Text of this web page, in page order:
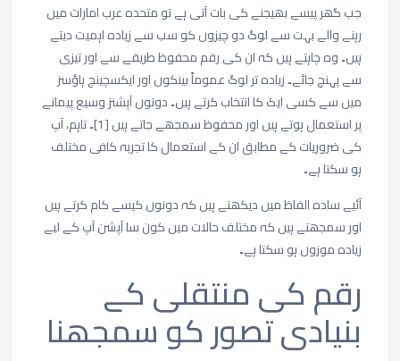
جب گھر پیسے بھیجنے کی بات آتی ہے تو متحدہ عرب امارات میں
رہنے والے بہت سے لوگ دو چیزوں کو سب سے زیادہ اہمیت دیتے
ہیں۔ وہ چاہتے ہیں کہ ان کی رقم محفوظ طریقے سے اور تیزی
سے پہنچ جائے۔ زیادہ تر لوگ عموماً بینکوں اور ایکسچینج ہاؤسز
میں سے کسی ایک کا انتخاب کرتے ہیں۔ دونوں آپشنز وسیع پیمانے
پر استعمال ہوتے ہیں اور محفوظ سمجھے جاتے ہیں [1]۔ تاہم، آپ
کی ضروریات کے مطابق ان کے استعمال کا تجربہ کافی مختلف
ہو سکتا ہے۔
آئیے سادہ الفاظ میں دیکھتے ہیں کہ دونوں کیسے کام کرتے ہیں
اور سمجھتے ہیں کہ مختلف حالات میں کون سا آپشن آپ کے لیے
زیادہ موزوں ہو سکتا ہے۔
رقم کی منتقلی کے
بنیادی تصور کو سمجھنا